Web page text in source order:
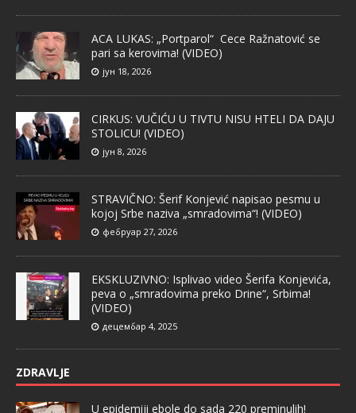
ACA LUKAS: „Portparol“ Cece Ražnatović se
pari sa kerovima! (VIDEO)
јун 18, 2026
CIRKUS: VUČIĆU U TIVTU NISU HTELI DA DAJU
STOLICU! (VIDEO)
јун 8, 2026
STRAVIČNO: Šerif Konjević napisao pesmu u
kojoj Srbe naziva „smradovima“! (VIDEO)
фебруар 27, 2026
EKSKLUZIVNO: Isplivao video Šerifa Konjevića,
peva o „smradovima preko Drine“, Srbima!
(VIDEO)
децембар 4, 2025
ZDRAVLJE
U epidemiji ebole do sada 220 preminulih!